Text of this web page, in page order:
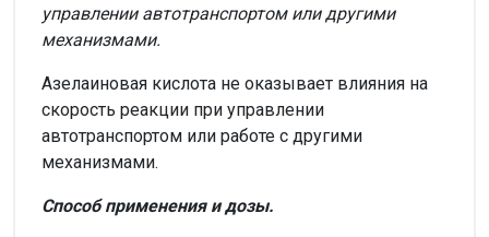
управлении автотранспортом или другими
механизмами.
Азелаиновая кислота не оказывает влияния на
скорость реакции при управлении
автотранспортом или работе с другими
механизмами.
Способ применения и дозы.